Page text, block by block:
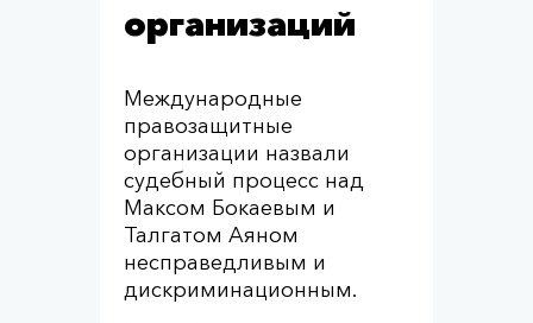
организаций
Международные
правозащитные
организации назвали
судебный процесс над
Максом Бокаевым и
Талгатом Аяном
несправедливым и
дискриминационным.